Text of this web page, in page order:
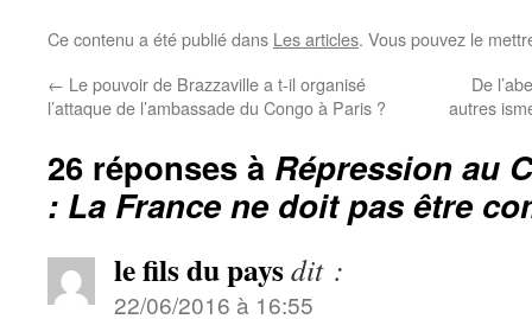
Ce contenu a été publié dans Les articles. Vous pouvez le
← Le pouvoir de Brazzaville a t-il organisé
l’attaque de l’ambassade du Congo à Paris ?
De
autres
26 réponses à Répression au
: La France ne doit pas être
le fils du paysdit :
22/06/2016 à 16:55